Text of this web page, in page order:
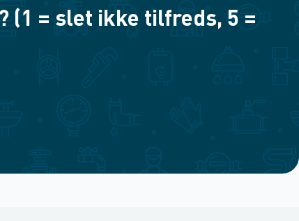
(1 = slet ikke tilfreds, 5 =